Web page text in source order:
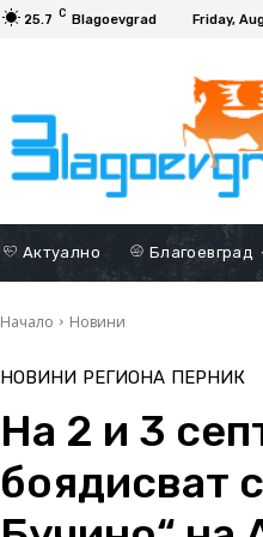
25.7 C Blagoevgrad Friday,
Актуално Благоевград
Начало Новини
НОВИНИ РЕГИОНА ПЕРНИК
На 2 и 3
боядисват